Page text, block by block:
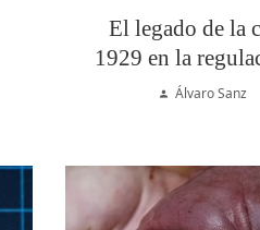
El legado de la
1929 en la
Álvaro Sanz